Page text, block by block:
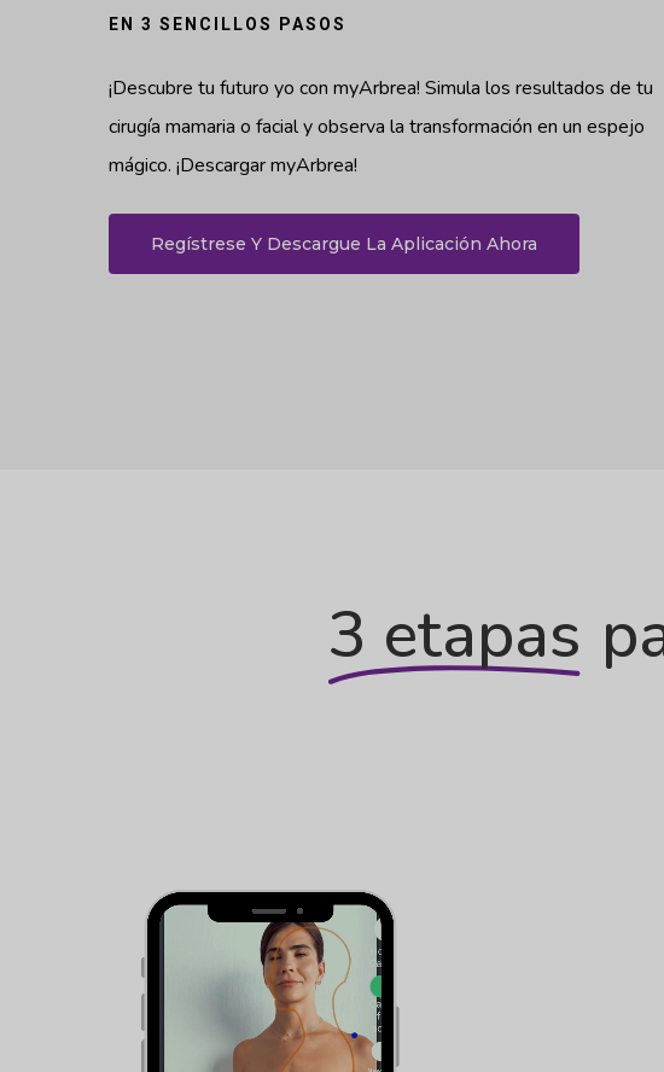
EN 3 SENCILLOS PASOS
¡Descubre tu futuro yo con myArbrea! Simula los resultados de tu
cirugía mamaria o facial y observa la transformación en un espejo
mágico. ¡Descargar myArbrea!
Regístrese Y Descargue La Aplicación Ahora
3 etapas